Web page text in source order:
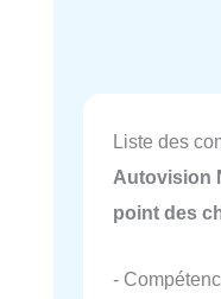
Liste des
Autovision
point des
-